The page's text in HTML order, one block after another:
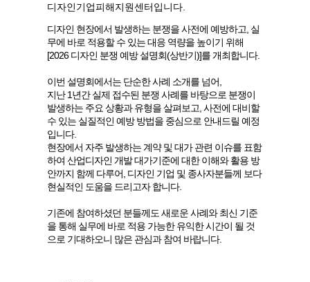
디자인기업피해지원센터입니다.
디자인 현장에서 발생하는 분쟁을 사전에 예방하고, 실
무에 바로 적용할 수 있는 대응 역량을 높이기 위해
[2026 디자인 분쟁 예방 설명회(상반기)]를 개최합니다.
이번 설명회에서는 단순한 사례 소개를 넘어,
지난 1년간 실제 접수된 분쟁 사례를 바탕으로 분쟁이
발생하는 주요 상황과 유형을 살펴보고, 사전에 대비할
수 있는 실질적인 예방 방법을 중심으로 안내드릴 예정
입니다.
현장에서 자주 발생하는 계약 및 대가 관련 이슈를 표함
하여 산업디자인 개발 대가기준에 대한 이해와 활용 방
안까지 함께 다루어, 디자인 기업 및 종사자분들께 보다
현실적인 도움을 드리고자 합니다.
기존에 참여하셨던 분들께도 새로운 사례와 최신 기준
을 통해 실무에 바로 적용 가능한 유익한 시간이 될 것
으로 기대하오니 많은 관심과 참여 바랍니다.